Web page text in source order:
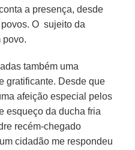
a presença, desde
O sujeito da
povo.
também uma
gratificante. Desde que
afeição especial pelos
esqueço da ducha fria
recém-chegado
cidadão me respondeu